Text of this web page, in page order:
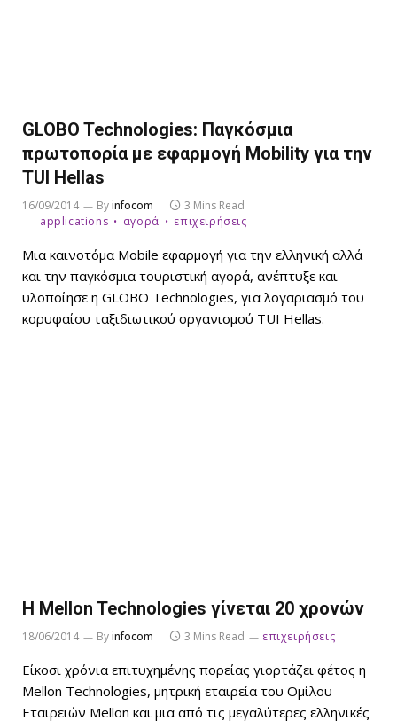
GLOBO Technologies: Παγκόσμια
πρωτοπορία με εφαρμογή Mobility για την
TUI Hellas
16/09/2014 Byinfocom
3 Mins Read
applications
αγορά επιχειρήσεις
Μια καινοτόμα Mobile εφαρμογή για την ελληνική αλλά
και την παγκόσμια τουριστική αγορά, ανέπτυξε και
υλοποίησε η GLOBO Technologies, για λογαριασμό του
κορυφαίου ταξιδιωτικού οργανισμού TUI Hellas.
Η Mellon Technologies γίνεται 20 χρονών
18/06/2014 Byinfocom 3 Mins Read επιχειρήσεις
Είκοσι χρόνια επιτυχημένης πορείας γιορτάζει φέτος η
Mellon Technologies, μητρική εταιρεία του Ομίλου
Εταιρειών Mellon και μια από τις μεγαλύτερες ελληνικές